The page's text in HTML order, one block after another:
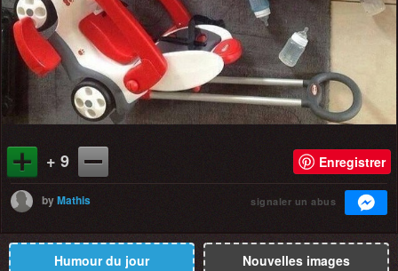
+ 9 Enregistrer
byMathis signaler un abus
Humour du jour Nouvelles images